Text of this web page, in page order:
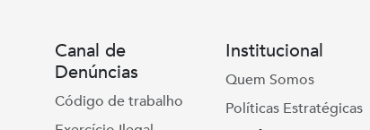
Canal de
Denúncias
Código de trabalho
Institucional
Quem Somos
Políticas Estratégicas